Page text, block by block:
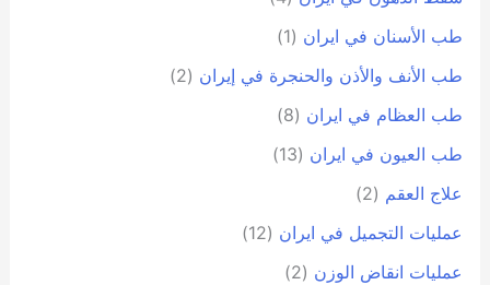
طب الأسنان في ايران (1)
طب الأنف والأذن والحنجرة في إيران (2)
طب العظام في ايران (8)
طب العيون في ايران (13)
علاج العقم (2)
عمليات التجميل في ايران (12)
عمليات انقاض الوزن (2)